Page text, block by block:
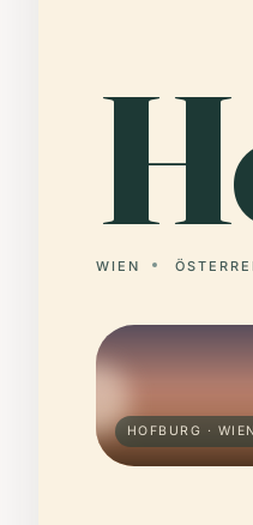
WIEN
HOFBURG · WIEN